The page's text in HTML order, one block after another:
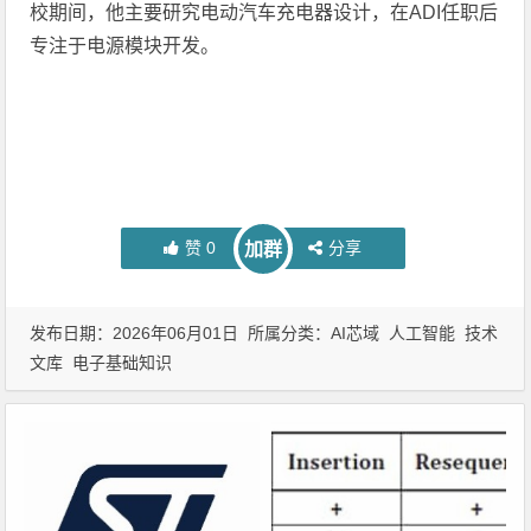
校期间，他主要研究电动汽车充电器设计，在ADI任职后
专注于电源模块开发。
赞 0 加群 分享
发布日期：2026年06月01日 所属分类：AI芯域 人工智能 技术
文库 电子基础知识